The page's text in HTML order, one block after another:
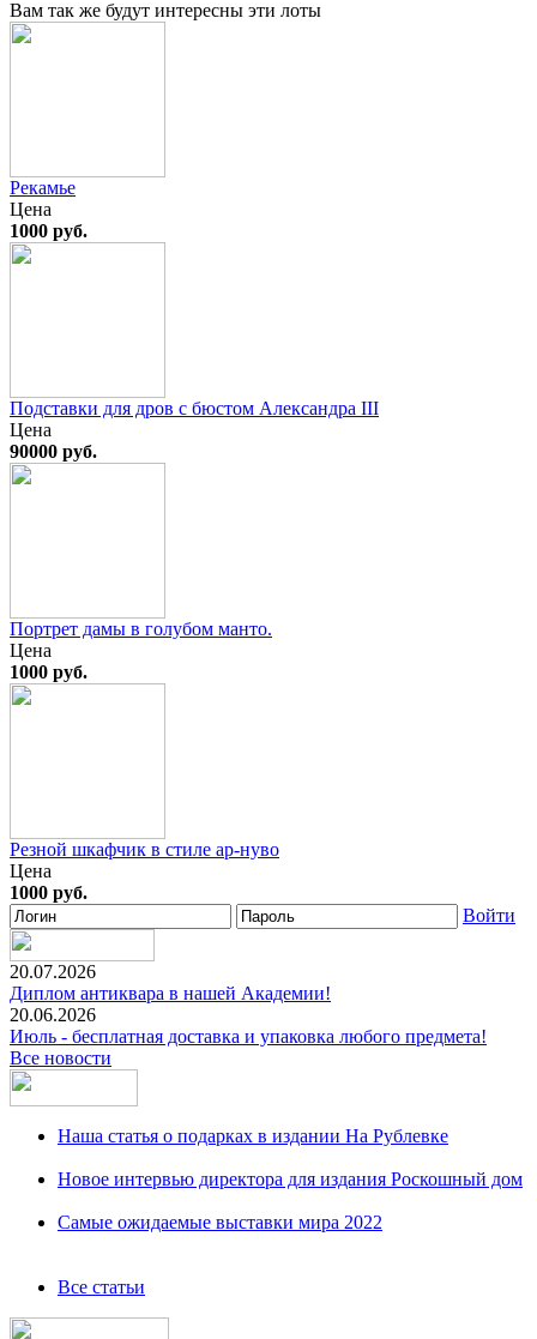
Вам так же будут интересны эти лоты
Рекамье
Цена
1000 руб.
Подставки для дров с бюстом Александра III
Цена
90000 руб.
Портрет дамы в голубом манто.
Цена
1000 руб.
Резной шкафчик в стиле ар-нуво
Цена
1000 руб.
Войти
20.07.2026
Диплом антиквара в нашей Академии!
20.06.2026
Июль - бесплатная доставка и упаковка любого предмета!
Все новости
Наша статья о подарках в издании На Рублевке
Новое интервью директора для издания Роскошный дом
Самые ожидаемые выставки мира 2022
Все статьи